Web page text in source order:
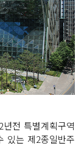
전 특별계획구역
있는 제2종일반주